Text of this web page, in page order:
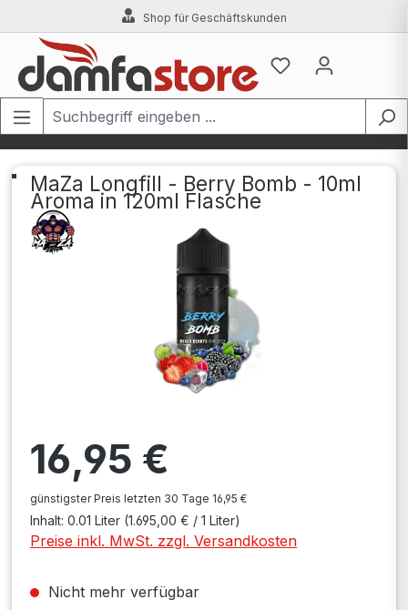
Zum Hauptinhalt springenShop für Geschäftskunden
MaZa Longfill - Berry Bomb - 10ml
Aroma in 120ml Flasche
Bildergalerie überspringen
16,95 €
günstigster Preis letzten 30 Tage 16,95 €
Inhalt: 0.01 Liter (1.695,00 € / 1 Liter)
Preise inkl. MwSt. zzgl. Versandkosten
Nicht mehr verfügbar